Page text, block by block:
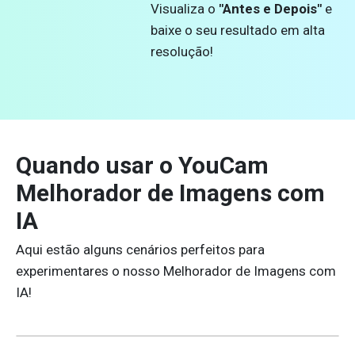
Visualiza o "Antes e Depois" e
baixe o seu resultado em alta
resolução!
Quando usar o YouCam
Melhorador de Imagens com
IA
Aqui estão alguns cenários perfeitos para
experimentares o nosso Melhorador de Imagens com
IA!